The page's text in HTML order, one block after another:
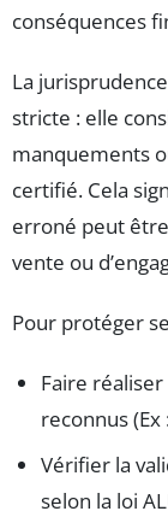
conséquences
La
stricte : elle
manquements
certifié. Cela
erroné peut
vente ou
Pour protéger
Faire
reconnus
Vérifier la
selon la loi